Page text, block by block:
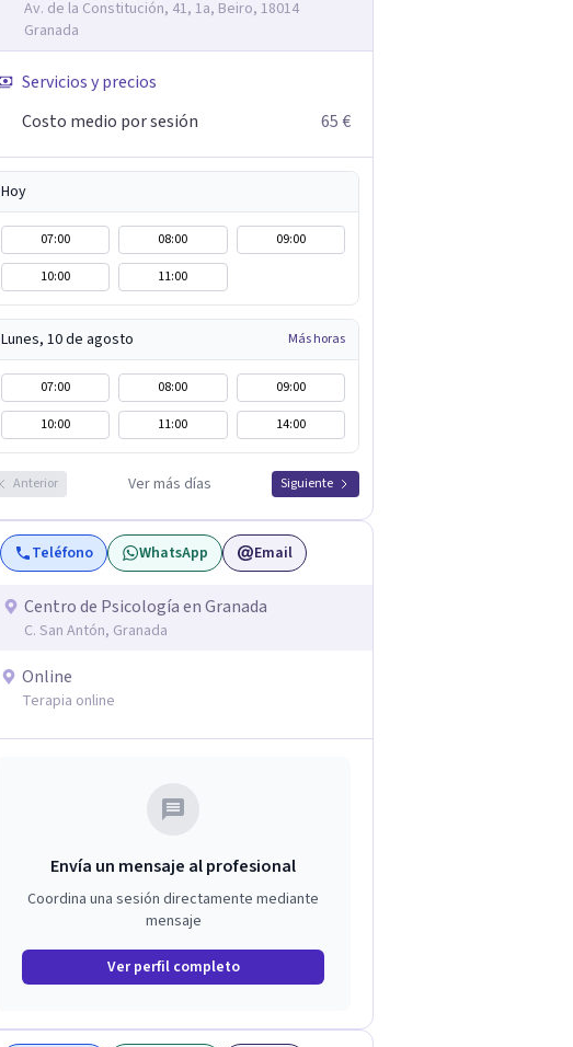
Av. de la Constitución, 41, 1a, Beiro, 18014
Granada
Servicios y precios
Costo medio por sesión
65 €
Hoy
07:00 08:00
09:00
10:00
11:00
Lunes, 10 de agosto Más horas
07:00 08:00
09:00
10:00
11:00 14:00
Anterior Ver más días Siguiente
Teléfono WhatsApp Email
Centro de Psicología en Granada
C. San Antón, Granada
Online
Terapia online
Envía un mensaje al profesional
Coordina una sesión directamente mediante
mensaje
Ver perfil completo